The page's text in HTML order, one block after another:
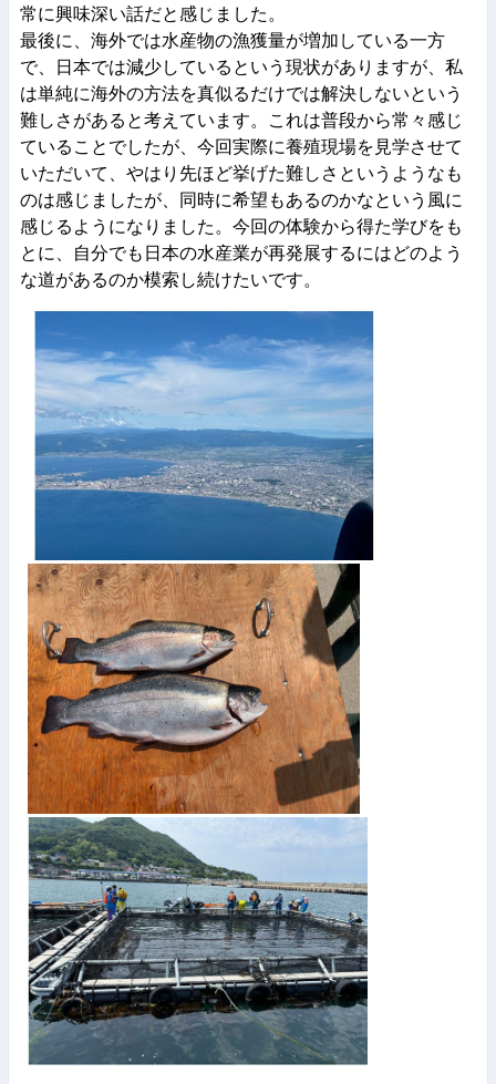
常に興味深い話だと感じました。
最後に、海外では水産物の漁獲量が増加している一方
で、日本では減少しているという現状がありますが、私
は単純に海外の方法を真似るだけでは解決しないという
難しさがあると考えています。これは普段から常々感じ
ていることでしたが、今回実際に養殖現場を見学させて
いただいて、やはり先ほど挙げた難しさというようなも
のは感じましたが、同時に希望もあるのかなという風に
感じるようになりました。今回の体験から得た学びをも
とに、自分でも日本の水産業が再発展するにはどのよう
な道があるのか模索し続けたいです。